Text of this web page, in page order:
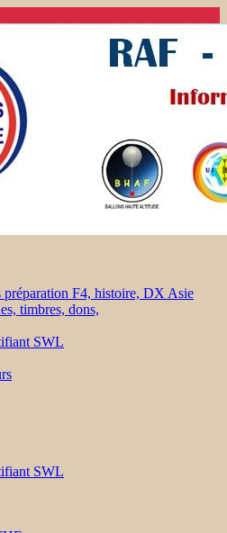
préparation F4, histoire, DX Asie
timbres, dons,
SWL
SWL